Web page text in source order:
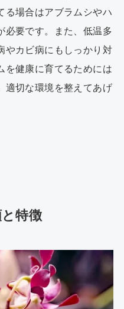
る場合はアブラムシやハ
必要です。また、低温多
やカビ病にもしっかり対
を健康に育てるためには
適切な環境を整えてあげ
特徴